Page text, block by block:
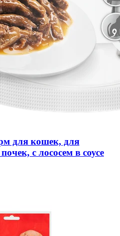
для кошек, для
с лососем в соусе